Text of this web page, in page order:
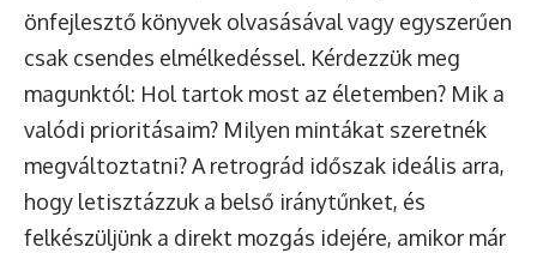
önfejlesztő könyvek olvasásával vagy egyszerűen
csak csendes elmélkedéssel. Kérdezzük meg
magunktól: Hol tartok most az életemben? Mik a
valódi prioritásaim? Milyen mintákat szeretnék
megváltoztatni? A retrográd időszak ideális arra,
hogy letisztázzuk a belső iránytűnket, és
felkészüljünk a direkt mozgás idejére, amikor már